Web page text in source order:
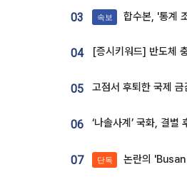
03 속보 합수본, '통계 조작' 서울·
04
05 고점서 후퇴한 국제
06
07 단독 논란의 'Busan is Good'…8억